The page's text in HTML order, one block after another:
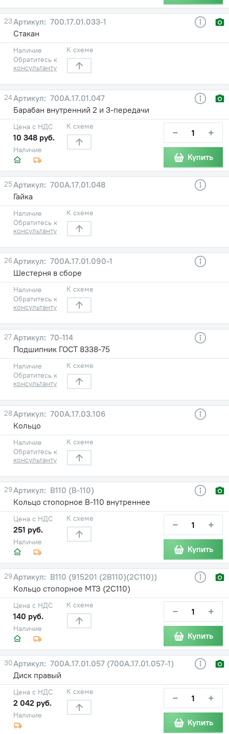
23
700.17.01.033-1
Стакан
Наличие
Обратитесь к
консультанту
К схеме
24
700А.17.01.047
Барабан внутренний 2 и 3-передачи
Наличие
Цена с НДС
10 348 руб.
К схеме − +
Купить
25
700А.17.01.048
Гайка
Наличие
Обратитесь к
консультанту
К схеме
26
700А.17.01.090-1
Шестерня в сборе
Наличие
Обратитесь к
консультанту
К схеме
27
70-114
Подшипник ГОСТ 8338-75
Наличие
Обратитесь к
консультанту
К схеме
28
700А.17.03.106
Кольцо
Наличие
Обратитесь к
консультанту
К схеме
29
В110 (В-110)
Кольцо стопорное В-110 внутреннее
Наличие
Цена с НДС
251 руб.
К схеме − +
Купить
29
В110 (915201 (2В110)(2С110))
Кольцо стопорное МТЗ (2С110)
Наличие
Цена с НДС
140 руб.
К схеме − +
Купить
30
700А.17.01.057 (700А.17.01.057-1)
Диск правый
Наличие
Цена с НДС
2 042 руб.
К схеме − +
Купить